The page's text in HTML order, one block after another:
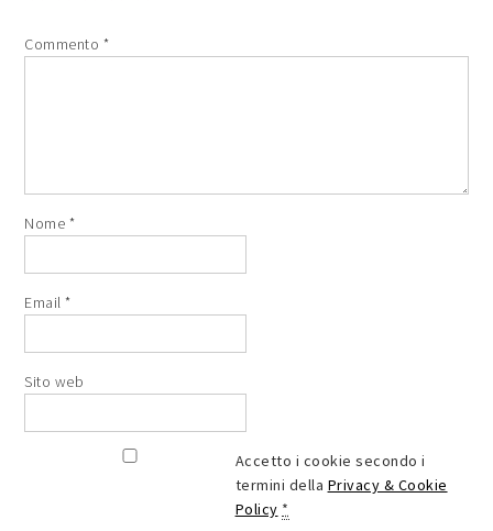
Commento *
Nome *
Email*
Sito web
Accetto i cookie secondo i
termini della Privacy & Cookie
Policy *